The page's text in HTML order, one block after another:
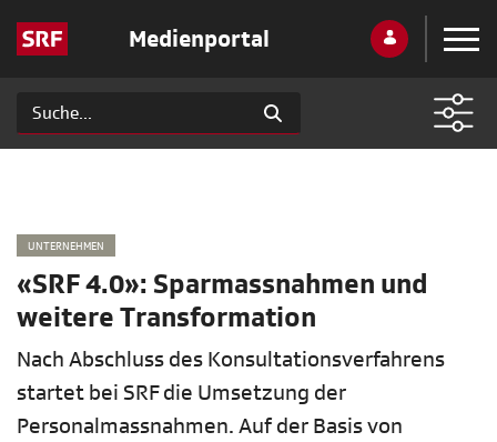
Medienportal
UNTERNEHMEN
«SRF 4.0»: Sparmassnahmen und
weitere Transformation
Nach Abschluss des Konsultationsverfahrens
startet bei SRF die Umsetzung der
Personalmassnahmen. Auf der Basis von